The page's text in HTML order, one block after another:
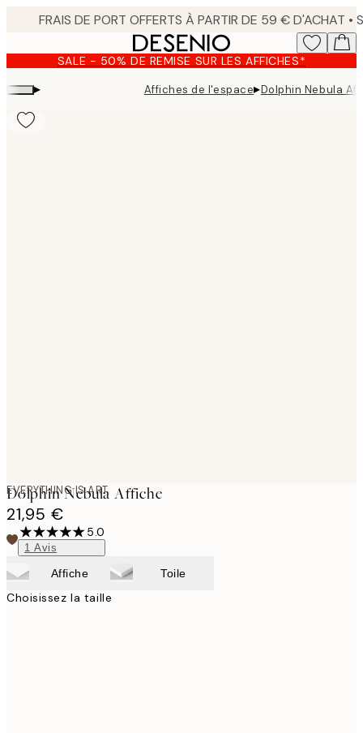
content.SALE - 50% DE REMISE SUR LES AFFICHES*
▸ Affiches de l'espace▸Dolphin Nebula
EVERYTHING IS ART
Dolphin Nebula Affiche
21,95 €
5.0
1 Avis
Affiche Toile
Choisissez la taille